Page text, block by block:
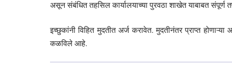
असून संबंधित तहसिल कार्यालयाच्या पुरवठा शाखेत याबाबत
इच्छुकांनी विहित मुदतीत अर्ज करावेत. मुदतीनंतर प्राप्त होणाऱ्या
कळविले आहे.